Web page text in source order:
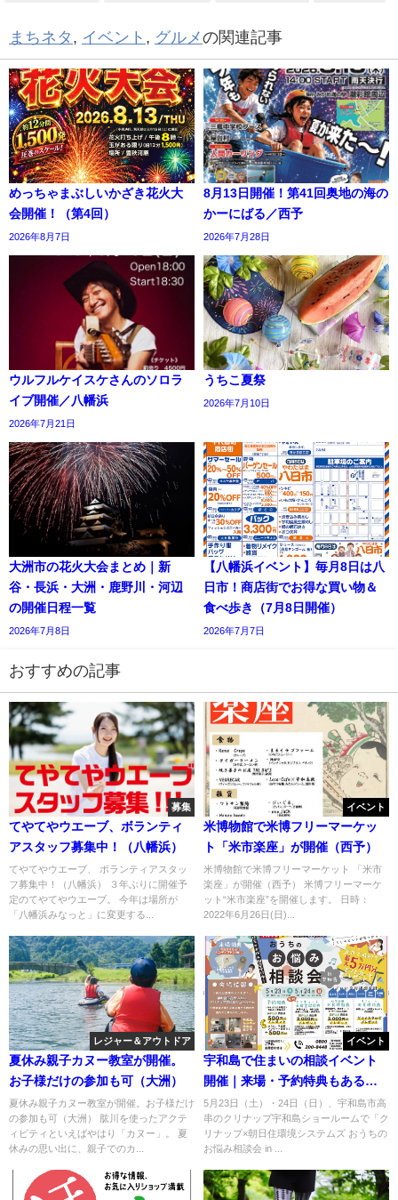
まちネタ イベント グルメの関連記事
めっちゃまぶしいかざき花火大
会開催！（第4回）
2026年8月7日
8月13日開催！第41回奥地の海の
かーにばる／西予
2026年7月28日
ウルフルケイスケさんのソロラ
イブ開催／八幡浜
2026年7月21日
うちこ夏祭
2026年7月10日
大洲市の花火大会まとめ｜新
谷・長浜・大洲・鹿野川・河辺
の開催日程一覧
2026年7月8日
【八幡浜イベント】毎月8日は八
日市！商店街でお得な買い物＆
食べ歩き（7月8日開催）
2026年7月7日
おすすめの記事
募集
てやてやウエーブ、ボランティ
アスタッフ募集中！（八幡浜）
てやてやウエーブ、 ボランティアスタッ
フ募集中！（八幡浜） ３年ぶりに開催予
定のてやてやウエーブ。 今年は場所が
「八幡浜みなっと」に変更する...
イベント
米博物館で米博フリーマーケッ
ト「米市楽座」が開催（西予）
米博物館で米博フリーマーケット 「米市
楽座」が開催（西予） 米博フリーマーケ
ット“米市楽座”を開催します。 日時：
2022年6月26日(日)...
レジャー＆アウトドア
夏休み親子カヌー教室が開催。
お子様だけの参加も可（大洲）
夏休み親子カヌー教室が開催。お子様だけ
の参加も可（大洲） 肱川を使ったアクテ
ィビティといえばやはり「カヌー」。 夏
休みの思い出に、親子でのカ...
イベント
宇和島で住まいの相談イベント
開催｜来場・予約特典もある
「おうちのお悩み相談会」
5月23日（土）・24日（日）、宇和島市高
串のクリナップ宇和島ショールームで「ク
リナップ×朝日住環境システムズ おうちの
お悩み相談会 in ...